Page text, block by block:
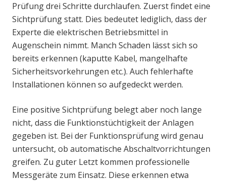
Prüfung drei Schritte durchlaufen. Zuerst findet eine
Sichtprüfung statt. Dies bedeutet lediglich, dass der
Experte die elektrischen Betriebsmittel in
Augenschein nimmt. Manch Schaden lässt sich so
bereits erkennen (kaputte Kabel, mangelhafte
Sicherheitsvorkehrungen etc.). Auch fehlerhafte
Installationen können so aufgedeckt werden.
Eine positive Sichtprüfung belegt aber noch lange
nicht, dass die Funktionstüchtigkeit der Anlagen
gegeben ist. Bei der Funktionsprüfung wird genau
untersucht, ob automatische Abschaltvorrichtungen
greifen. Zu guter Letzt kommen professionelle
Messgeräte zum Einsatz. Diese erkennen etwa